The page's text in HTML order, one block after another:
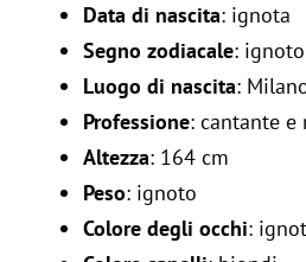
Data di nascita: ignota
Segno zodiacale: ignoto
Luogo di nascita:
Professione: cantante e
Altezza: 164 cm
Peso: ignoto
Colore degli occhi: